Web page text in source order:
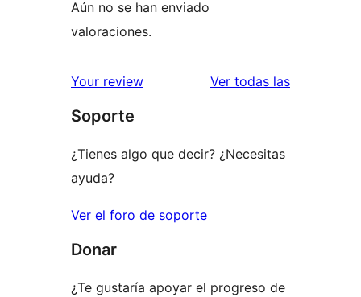
Aún no se han enviado
valoraciones.
Your review Ver todas las
Soporte
¿Tienes algo que decir? ¿Necesitas
ayuda?
Ver el foro de soporte
Donar
¿Te gustaría apoyar el progreso de